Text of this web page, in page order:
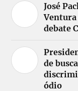
José
debate
de
ódio